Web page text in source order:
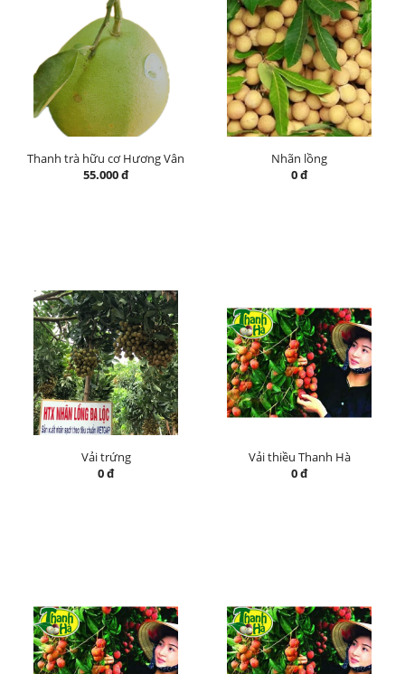
Thanh trà hữu cơ Hương Vân
55.000 đ
Nhãn lồng
0 đ
Vải trứng
0 đ
Vải thiều Thanh Hà
0 đ